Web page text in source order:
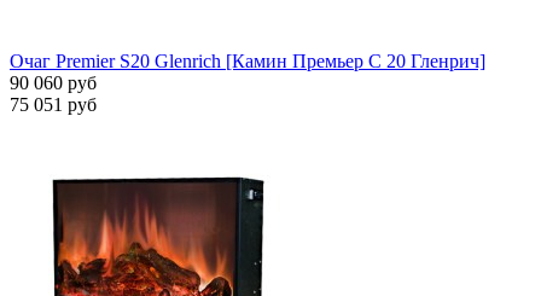
Очаг Premier S20 Glenrich [Камин Премьер С 20 Гленрич]
90 060 руб
75 051 руб